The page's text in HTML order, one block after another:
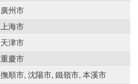
廣州市
上海市
天津市
重慶市
撫順市, 沈陽市, 鐵嶺市, 本溪市